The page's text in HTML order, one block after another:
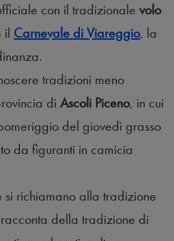
con il tradizionale volo
il Carnevale di Viareggio, la
tradizioni meno
di Ascoli Piceno, in cui
del giovedì grasso
da figuranti in camicia
si richiamano alla tradizione
della tradizione di